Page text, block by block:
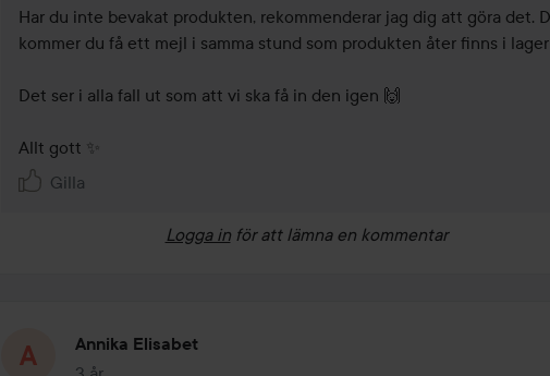
Har du inte bevakat produkten, rekommenderar jag dig att göra det.
kommer du få ett mejl i samma stund som produkten åter finns i
Det ser i alla fall ut som att vi ska få in den igen 🙌
Allt gott ✨
Gilla
Logga in för att lämna en kommentar
Annika Elisabet